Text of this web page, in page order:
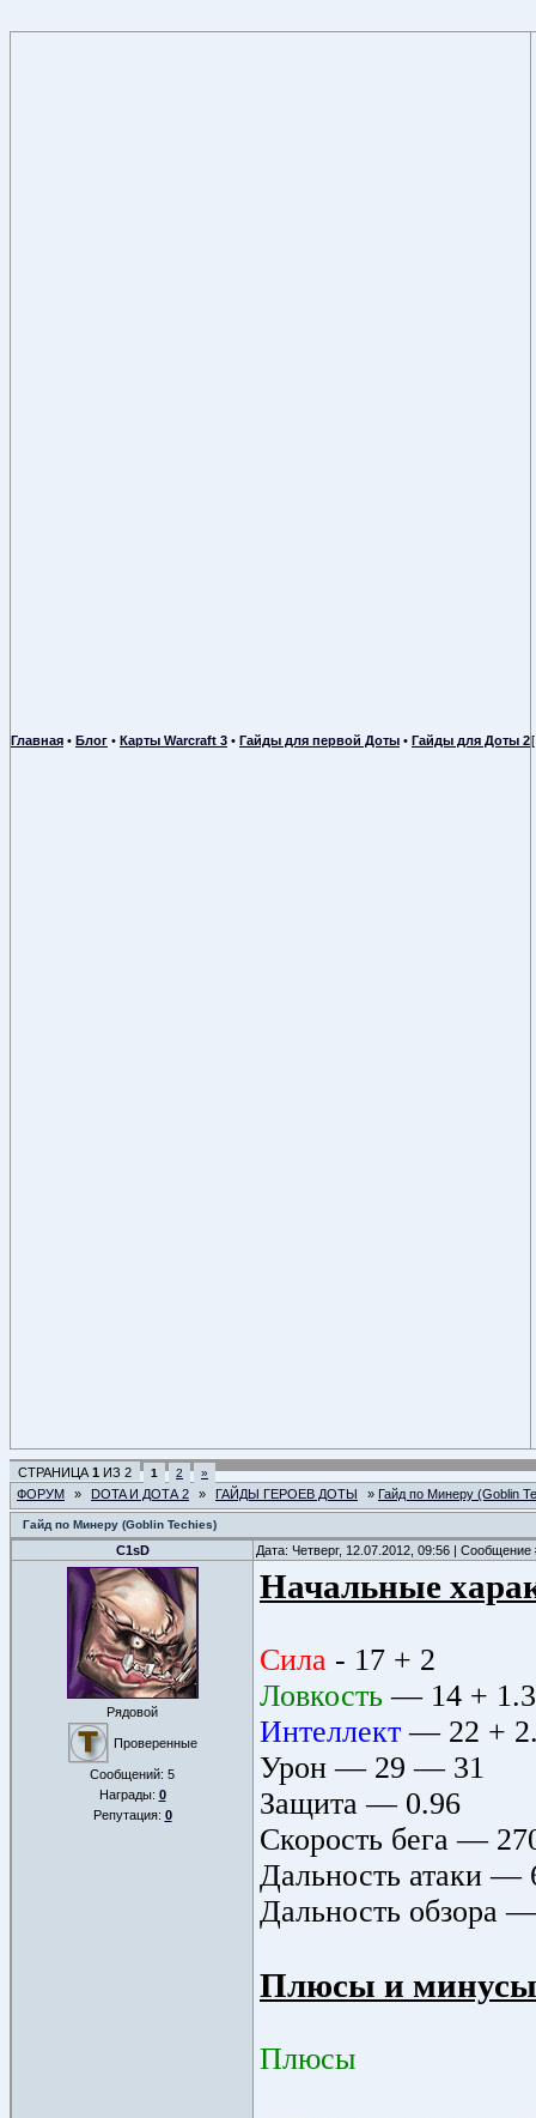
Главная • Блог • Карты Warcraft 3 • Гайды для первой Доты • Гайды для Доты 2
СТРАНИЦА 1 ИЗ 2 1 2 »
ФОРУМ » DOTA И ДОТА 2 » ГАЙДЫ ГЕРОЕВ ДОТЫ » Гайд по Минеру (Goblin
Гайд по Минеру (Goblin Techies)
C1sD Дата: Четверг, 12.07.2012, 09:56 |
Рядовой
Проверенные
Сообщений: 5
Награды: 0
Репутация: 0
Начальные
Сила - 17 + 2
Ловкость — 14 + 1.3
Интеллект — 22 +
Урон — 29 — 31
Защита — 0.96
Скороcть бега —
Дальность атаки —
Дальность обзора
Плюсы и минусы
Плюсы